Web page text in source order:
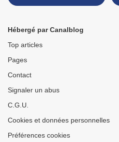
TANT AIME (I)
Hébergé par Canalblog
Top articles
Pages
Contact
Signaler un abus
C.G.U.
Cookies et données personnelles
Préférences cookies